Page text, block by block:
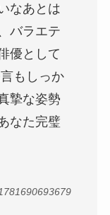
なあとは
バラエテ
優として
もしっか
摯な姿勢
なた完璧